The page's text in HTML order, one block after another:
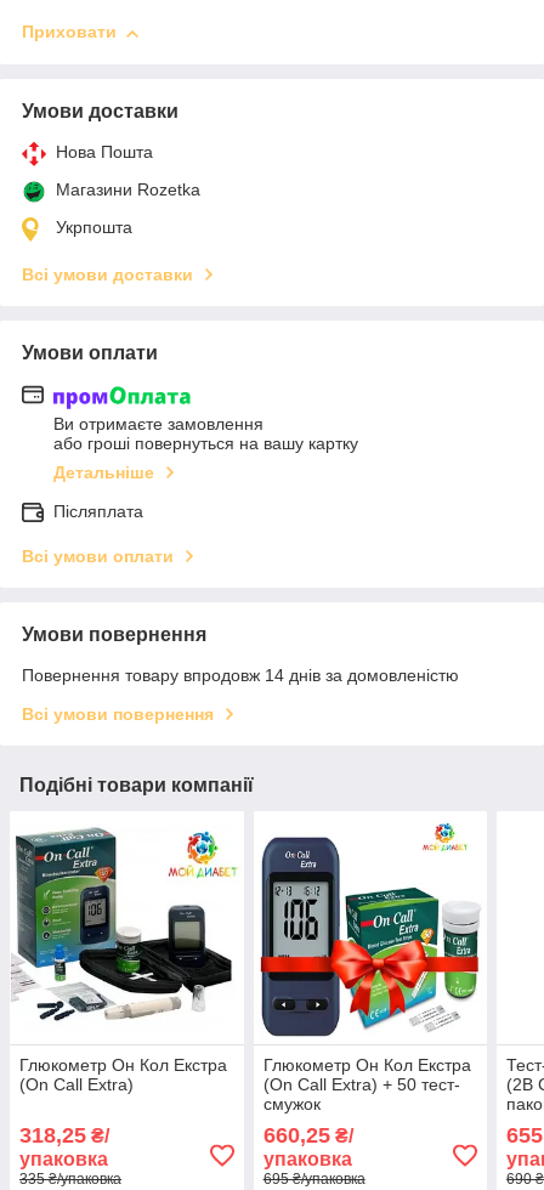
Приховати
Умови доставки
Нова Пошта
Магазини Rozetka
Укрпошта
Всі умови доставки
Умови оплати
Ви отримаєте замовлення
або гроші повернуться на вашу картку
Детальніше
Післяплата
Всі умови оплати
Умови повернення
Повернення товару впродовж 14 днів за домовленістю
Всі умови повернення
Подібні товари компанії
Глюкометр Он Кол Екстра
(On Call Extra)
318,25 ₴/
упаковка
335 ₴/упаковка
Глюкометр Он Кол Екстра
(On Call Extra) + 50 тест-
смужок
660,25₴/
упаковка
695 ₴/упаковка
(2B
690